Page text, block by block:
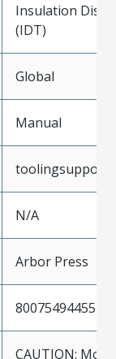
Insulation
(IDT)
Global
Manual
N/A
Arbor Press
800754944557
CAUTION: